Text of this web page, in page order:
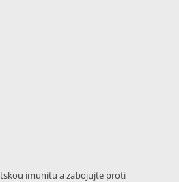
imunitu a zabojujte proti